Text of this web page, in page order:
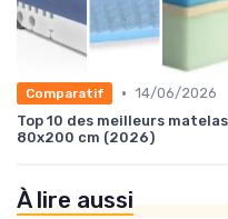
Comparatif • 14/06/2026
Top 10 des meilleurs matelas
80x200 cm (2026)
À lire aussi